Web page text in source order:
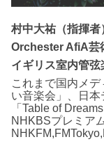
村中大祐（指揮者
Orchester AfiA芸
イギリス室内管
これまで国内メ
い音楽会」、日
「Table of
NHKBSプレミア